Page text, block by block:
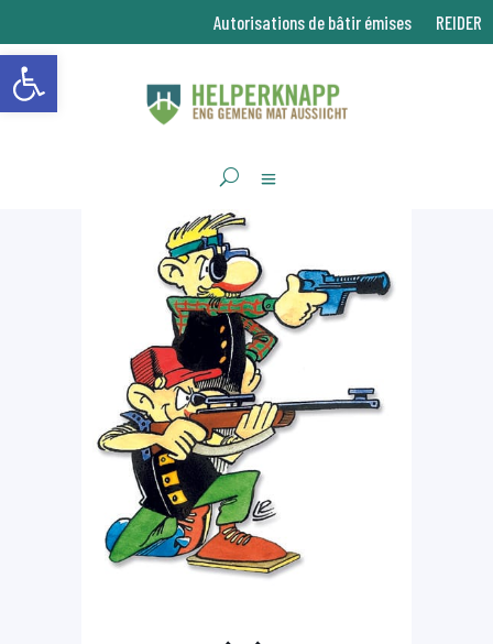
Ouvrir la barre d’outils
Autorisations de bâtir émises REIDER